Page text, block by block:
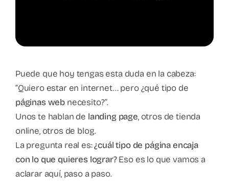
Puede que hoy tengas esta duda en la cabeza:
“Quiero estar en internet… pero ¿qué tipo de
páginas web necesito?”.
Unos te hablan de landing page, otros de tienda
online, otros de blog.
La pregunta real es:¿cuál tipo de página encaja
con lo que quieres lograr?Eso es lo que vamos a
aclarar aquí, paso a paso.